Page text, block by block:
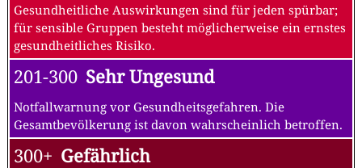
Gesundheitliche Auswirkungen sind für jeden spürbar;
für sensible Gruppen besteht möglicherweise ein ernstes
gesundheitliches Risiko.
201-300 Sehr Ungesund
Notfallwarnung vor Gesundheitsgefahren. Die
Gesamtbevölkerung ist davon wahrscheinlich betroffen.
300+ Gefährlich